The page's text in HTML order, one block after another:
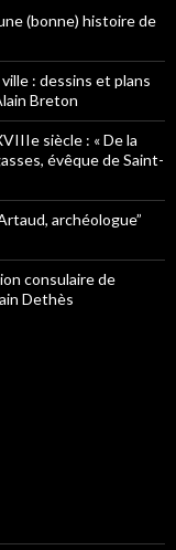
(bonne) histoire de
: dessins et plans
Breton
siècle : « De la
évêque de Saint-
archéologue”
consulaire de
Dethès